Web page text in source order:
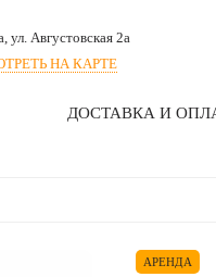
, ул. Августовская 2а
НА КАРТЕ
ДОСТАВКА И
АРЕНДА